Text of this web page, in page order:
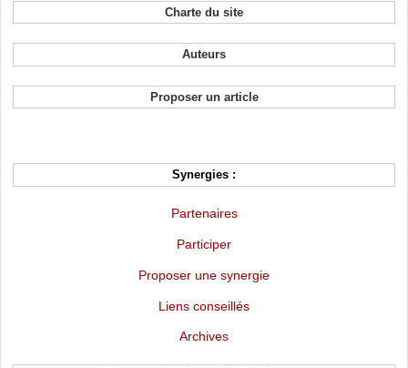
Charte du site
Auteurs
Proposer un article
Synergies :
Partenaires
Participer
Proposer une synergie
Liens conseillés
Archives